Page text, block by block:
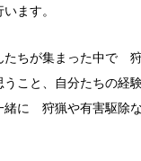
ます。
ちが集まった中で
うこと、自分たちの経
緒に 狩猟や有害駆除